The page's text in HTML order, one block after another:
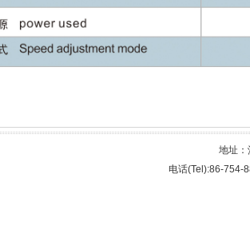
地址：
电话(Tel):86-754-